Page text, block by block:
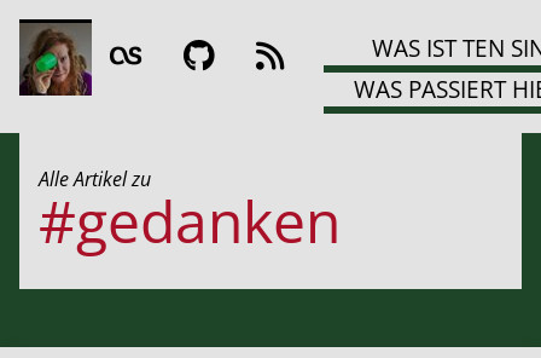
WAS IST TEN
WAS PASSIERT
Alle Artikel zu
#gedanken